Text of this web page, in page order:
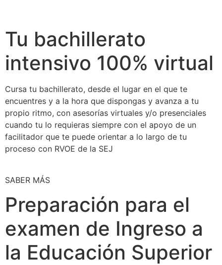
Tu bachillerato
intensivo 100% virtual
Cursa tu bachillerato, desde el lugar en el que te
encuentres y a la hora que dispongas y avanza a tu
propio ritmo, con asesorías virtuales y/o presenciales
cuando tu lo requieras siempre con el apoyo de un
facilitador que te puede orientar a lo largo de tu
proceso con RVOE de la SEJ
SABER MÁS
Preparación para el
examen de Ingreso a
la Educación Superior